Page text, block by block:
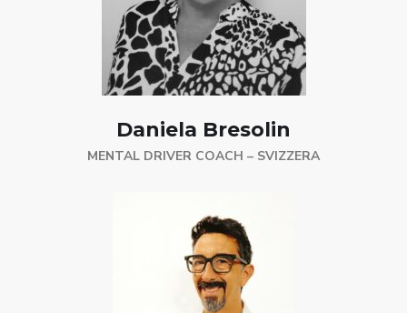
Daniela Bresolin
MENTAL DRIVER COACH – SVIZZERA